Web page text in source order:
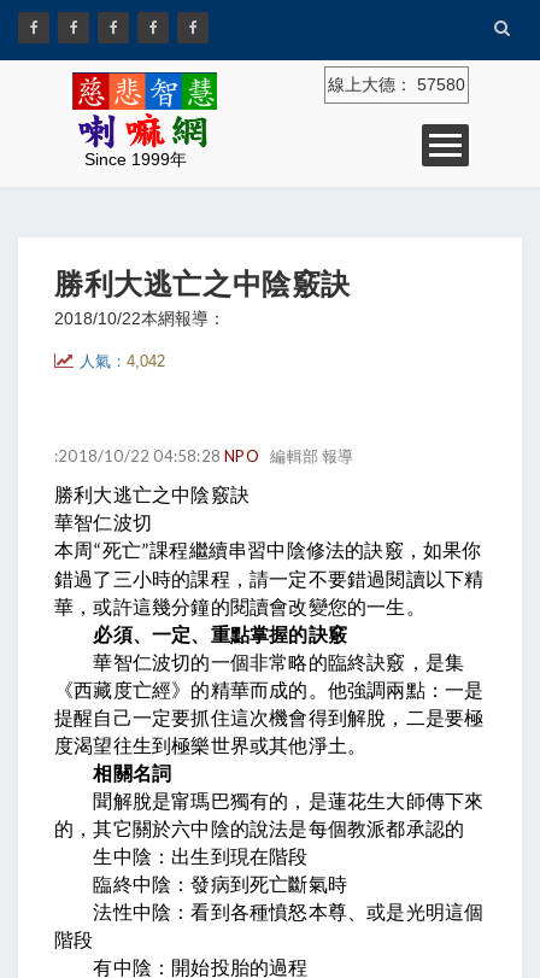
Since 1999年
線上大德： 57580
勝利大逃亡之中陰竅訣
2018/10/22本網報導：
人氣： 4,042
:2018/10/22 04:58:28NPO 編輯部 報導
勝利大逃亡之中陰竅訣
華智仁波切
本周“死亡”課程繼續串習中陰修法的訣竅，如果你
錯過了三小時的課程，請一定不要錯過閱讀以下精
華，或許這幾分鐘的閱讀會改變您的一生。
必須、一定、重點掌握的訣竅
華智仁波切的一個非常略的臨終訣竅，是集
《西藏度亡經》的精華而成的。他強調兩點：一是
提醒自己一定要抓住這次機會得到解脫，二是要極
度渴望往生到極樂世界或其他淨土。
相關名詞
聞解脫是甯瑪巴獨有的，是蓮花生大師傳下來
的，其它關於六中陰的說法是每個教派都承認的
生中陰：出生到現在階段
臨終中陰：發病到死亡斷氣時
法性中陰：看到各種憤怒本尊、或是光明這個
階段
有中陰：開始投胎的過程